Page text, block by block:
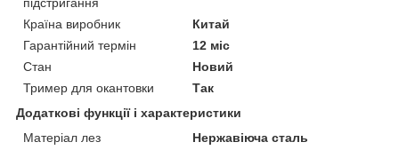
Країна виробник
Китай
Гарантійний термін
12 міс
Стан
Новий
Тример для окантовки
Так
Додаткові функції і характеристики
Матеріал лез
Нержавіюча сталь